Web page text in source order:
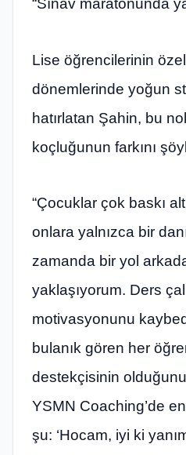
“Sınav maratonunda
Lise öğrencilerinin
dönemlerinde yoğun
hatırlatan Şahin, bu
koçluğunun farkını
“Çocuklar çok baskı
onlara yalnızca bir
zamanda bir yol
yaklaşıyorum. Ders
motivasyonunu
bulanık gören her
destekçisinin
YSMN Coaching’de
şu: ‘Hocam, iyi ki